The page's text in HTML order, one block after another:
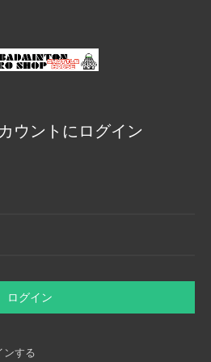
ウントにログイン
ログイン
ンする